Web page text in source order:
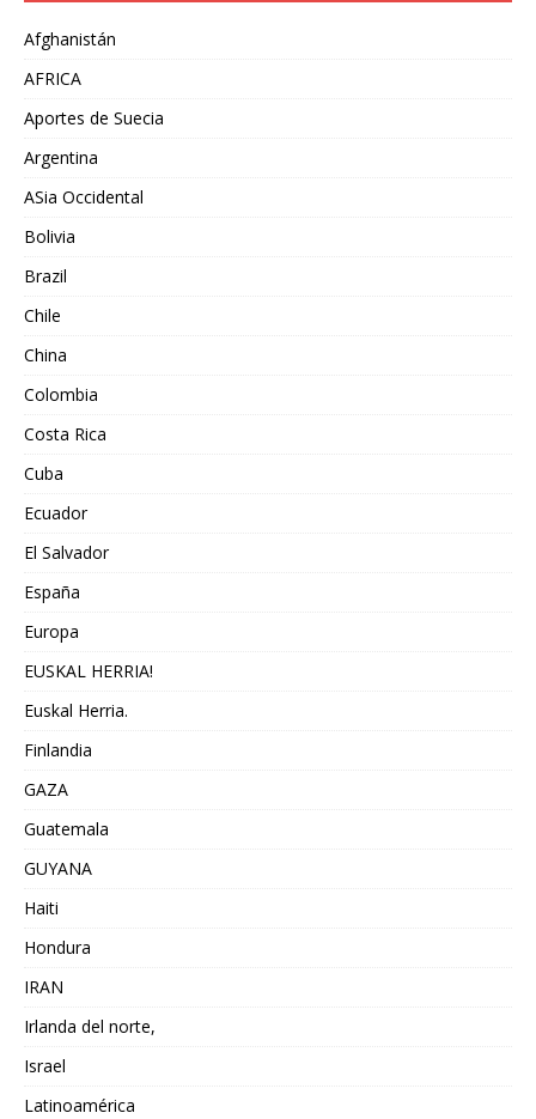
Afghanistán
AFRICA
Aportes de Suecia
Argentina
ASia Occidental
Bolivia
Brazil
Chile
China
Colombia
Costa Rica
Cuba
Ecuador
El Salvador
España
Europa
EUSKAL HERRIA!
Euskal Herria.
Finlandia
GAZA
Guatemala
GUYANA
Haiti
Hondura
IRAN
Irlanda del norte,
Israel
Latinoamérica